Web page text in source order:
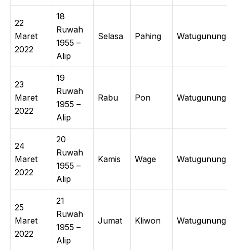
22
Maret
2022
18
Ruwah
1955 –
Alip
Selasa Pahing Watugunung
23
Maret
2022
19
Ruwah
1955 –
Alip
Rabu Pon Watugunung
24
Maret
2022
20
Ruwah
1955 –
Alip
Kamis Wage Watugunung
25
Maret
2022
21
Ruwah
1955 –
Alip
Jumat Kliwon Watugunung